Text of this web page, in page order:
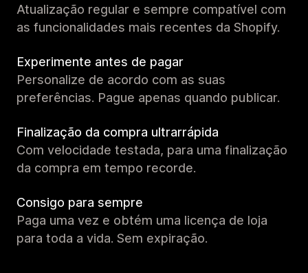
Atualização regular e sempre compatível com
as funcionalidades mais recentes da Shopify.
Experimente antes de pagar
Personalize de acordo com as suas
preferências. Pague apenas quando publicar.
Finalização da compra ultrarrápida
Com velocidade testada, para uma finalização
da compra em tempo recorde.
Consigo para sempre
Paga uma vez e obtém uma licença de loja
para toda a vida. Sem expiração.